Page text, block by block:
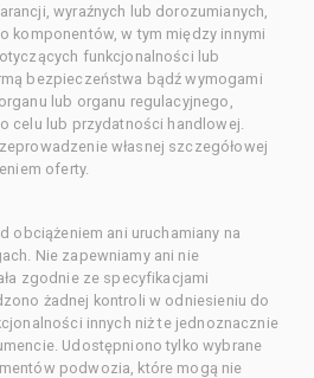
wyraźnych lub dorozumianych,
komponentów, w tym między innymi
funkcjonalności lub
bezpieczeństwa bądź wymogami
lub organu regulacyjnego,
celu lub przydatności handlowej.
własnej szczegółowej
oferty.
obciążeniem ani uruchamiany na
Nie zapewniamy ani nie
zgodnie ze specyfikacjami
żadnej kontroli w odniesieniu do
innych niż te jednoznacznie
Udostępniono tylko wybrane
podwozia, które mogą nie